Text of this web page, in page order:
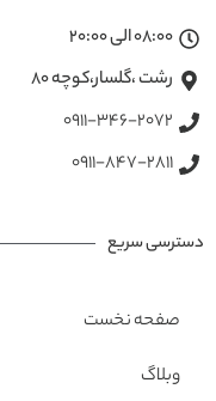
08:00 الی 20:00
رشت ،گلسار،کوچه ۸۰
0911-346-2072
0911-847-2811
دسترسی سریع
صفحه نخست
وبلاگ